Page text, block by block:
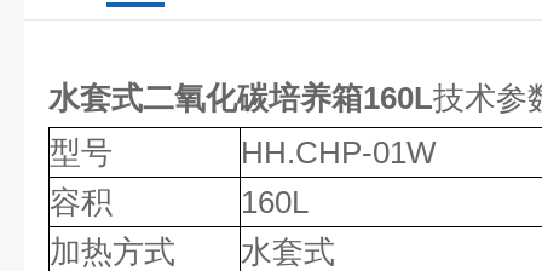
水套式二氧化碳培养箱160L技术参
型号
HH.CHP-01W
容积
160L
加热方式
水套式